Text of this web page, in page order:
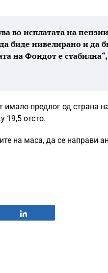
во исплатата на
биде нивелирано и да
на Фондот е стабилна“,
имало предлог од страна
19,5 отсто.
на маса, да се направи